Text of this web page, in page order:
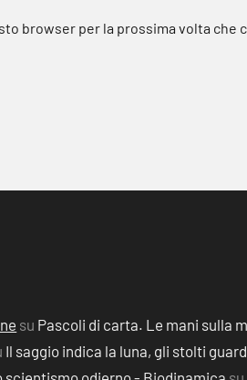
browser per la prossima volta che
su Pascoli di carta. Le mani sulla
Il saggio indica la luna, gli stolti